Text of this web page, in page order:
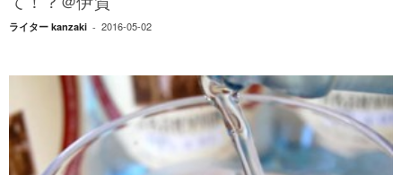
ライター kanzaki - 2016-05-02